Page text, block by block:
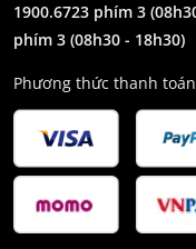
1900.6723 phím 3
phím 3 (08h30 - 18h30)
Phương thức thanh toán